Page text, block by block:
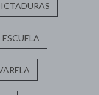
ESCUELA